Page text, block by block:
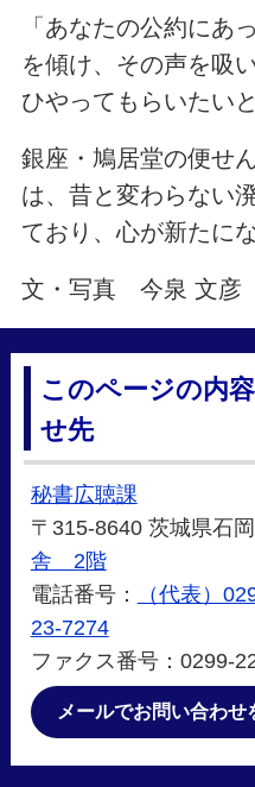
「あなたの公約にあ
を傾け、その声を吸
ひやってもらいたい
銀座・鳩居堂の便せ
は、昔と変わらない
ており、心が新たに
文・写真 今泉 文彦
このページの内
せ先
秘書広聴課
〒315-8640 茨城県石
舎 2階
電話番号：
（代表）
23-7274
ファクス番号：0299-
メールでお問い合わせ